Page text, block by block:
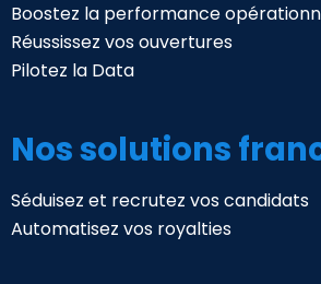
Boostez la performance
Réussissez vos ouvertures
Pilotez la Data
Nos solutions
Séduisez et recrutez vos candidats
Automatisez vos royalties